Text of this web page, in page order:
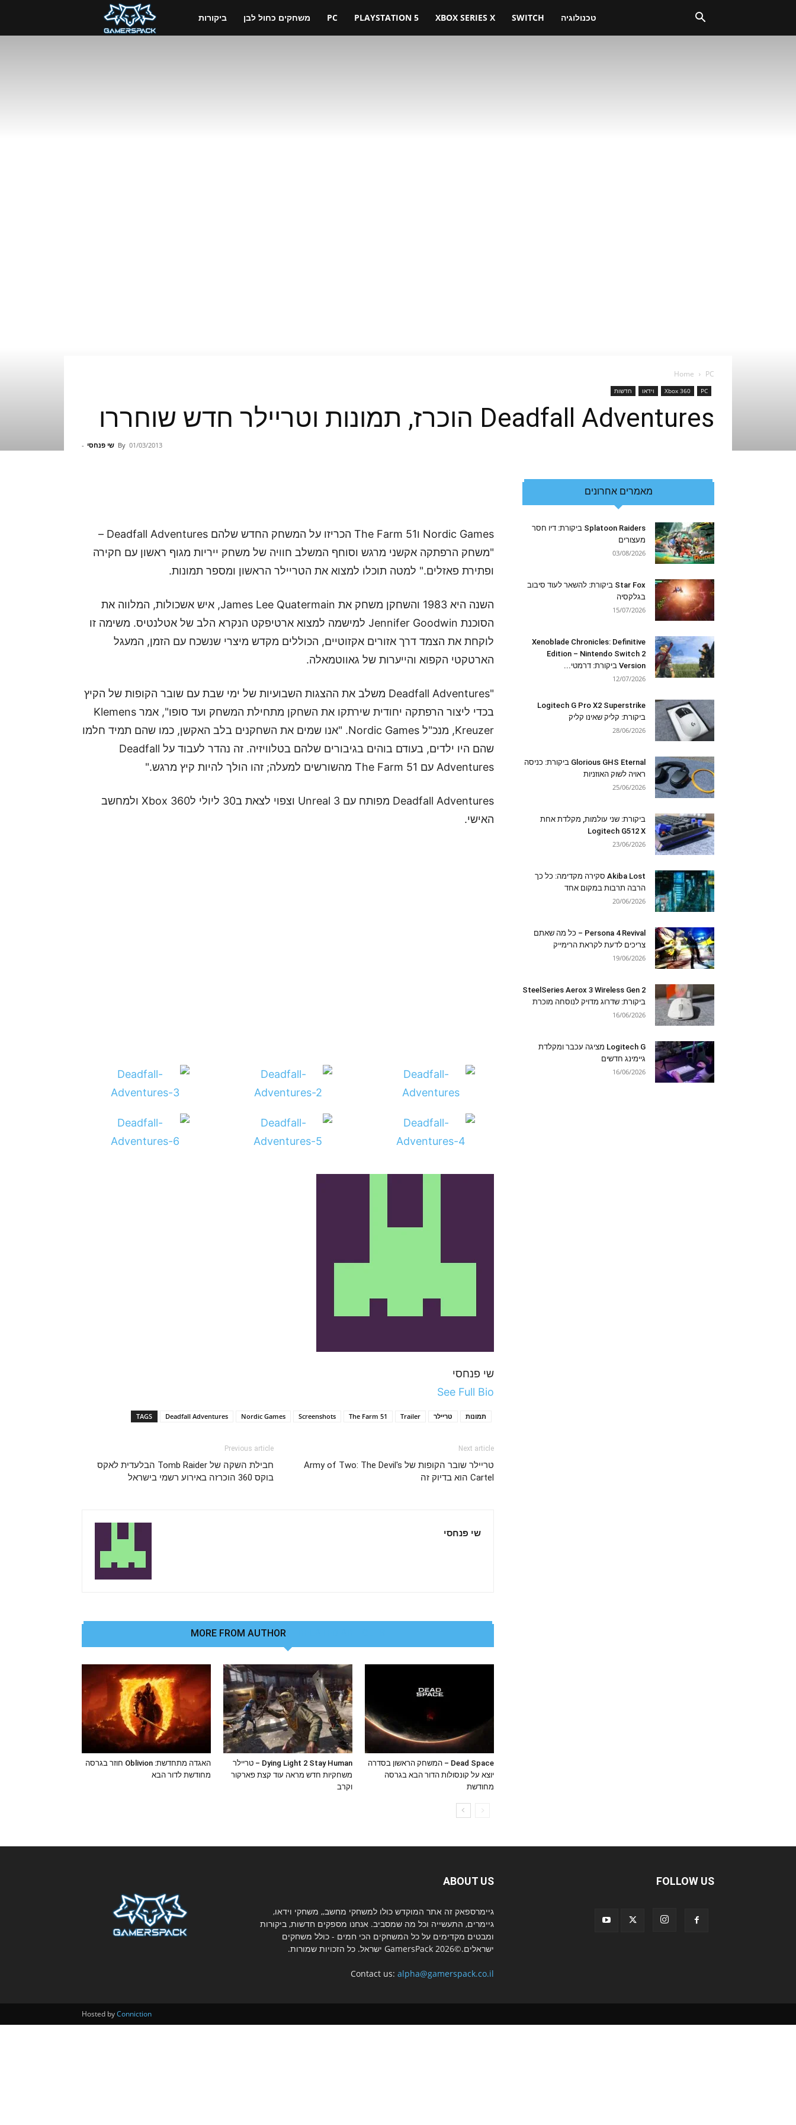
ביקורות משחקים כחול לבן PC PLAYSTATION 5 XBOX SERIES X SWITCH טכנולוגיה
Home PC
PC
Xbox 360 וידאו חדשות
Deadfall Adventures הוכרז, תמונות וטריילר חדש שוחררו
By שי פנחסי - 01/03/2013
Nordic Games וThe Farm 51 הכריזו על המשחק החדש שלהם Deadfall Adventures –
"משחק הרפתקה אקשני מרגש וסוחף המשלב חוויה של משחק ייריות מגוף ראשון עם חקירה
ופתירת פאזלים." למטה תוכלו למצוא את הטריילר הראשון ומספר תמונות.
השנה היא 1983 והשחקן משחק את James Lee Quatermain, איש אשכולות, המלווה את
הסוכנת Jennifer Goodwin למישמה למצוא ארטיפקט הנקרא הלב של אטלנטיס. משימה זו
לוקחת את הצמד דרך אזורים אקזוטיים, הכוללים מקדש מיצרי שנשכח עם הזמן, המעגל
הארטקטי הקפוא והייערות של גאווטמאלה.
"Deadfall Adventures משלב את ההצגות השבועיות של ימי שבת עם שובר הקופות של הקיץ
בכדי ליצור הרפתקה יחודית שירתקו את השחקן מתחילת המשחק ועד סופו", אמר Klemens
Kreuzer, מנכ"ל Nordic Games. "אנו שמים את השחקנים בלב האקשן, כמו שהם תמיד חלמו
שהם היו ילדים, בעודם בוהים בגיבורים שלהם בטלוויזיה. זה נהדר לעבוד על Deadfall
Adventures עם The Farm 51 מהשורשים למעלה; זהו הולך להיות קיץ מרגש."
Deadfall Adventures מפותח עם Unreal 3 וצפוי לצאת ב30 ליולי לXbox 360 ולמחשב
האישי.
שי פנחסי
See Full Bio
TAGS Deadfall Adventures Nordic Games Screenshots The Farm 51 Trailer טריילר תמונות
Previous article
חבילת השקה של Tomb Raider הבלעדית לאקס
בוקס 360 הוכרזה באירוע רשמי בישראל
Next article
טריילר שובר הקופות של Army of Two: The Devil's
Cartel הוא בדיוק זה
שי פנחסי
MORE FROM AUTHOR
האגדה מתחדשת: Oblivion חוזר בגרסה
מחודשת לדור הבא
Dying Light 2 Stay Human – טריילר
משחקיות חדש מראה עוד קצת פארקור
וקרב
Dead Space – המשחק הראשון בסדרה
יוצא על קונסולות הדור הבא בגרסה
מחודשת
מאמרים אחרונים
Splatoon Raiders ביקורת: דיו חסר
מעצורים
03/08/2026
Star Fox ביקורת: להשאר לעוד סיבוב
בגלקסיה
15/07/2026
Xenoblade Chronicles: Definitive
Edition – Nintendo Switch 2
Version ביקורת: דרמטי...
12/07/2026
Logitech G Pro X2 Superstrike
ביקורת: קליק שאינו קליק
28/06/2026
Glorious GHS Eternal ביקורת: כניסה
ראויה לשוק האוזניות
25/06/2026
ביקורת: שני עולמות, מקלדת אחת
Logitech G512 X
23/06/2026
Akiba Lost סקירה מקדימה: כל כך
הרבה תרבות במקום אחד
20/06/2026
Persona 4 Revival – כל מה שאתם
צריכים לדעת לקראת הרימייק
19/06/2026
SteelSeries Aerox 3 Wireless Gen 2
ביקורת: שדרוג מדויק לנוסחה מוכרת
16/06/2026
Logitech G מציגה עכבר ומקלדת
גיימינג חדשים
16/06/2026
ABOUT US
גיימרספאק זה אתר המוקדש כולו למשחקי מחשב,, משחקי וידאו,
גיימרים, התעשייה וכל מה שמסביב. אנחנו מספקים חדשות, ביקורות
ומבטים מקדימים על כל המשחקים הכי חמים - כולל משחקים
ישראלים.©2026 GamersPack ישראל. כל הזכויות שמורות.
Contact us: alpha@gamerspack.co.il
FOLLOW US
Hosted byConniction